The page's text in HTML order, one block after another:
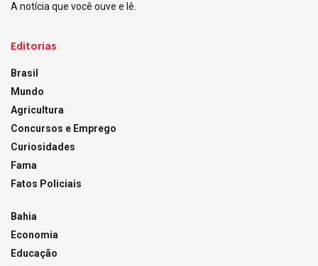
A notícia que você ouve e lê.
Editorias
Brasil
Mundo
Agricultura
Concursos e Emprego
Curiosidades
Fama
Fatos Policiais
Bahia
Economia
Educação